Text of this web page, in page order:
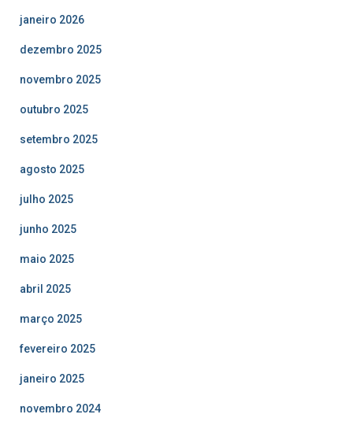
janeiro 2026
dezembro 2025
novembro 2025
outubro 2025
setembro 2025
agosto 2025
julho 2025
junho 2025
maio 2025
abril 2025
março 2025
fevereiro 2025
janeiro 2025
novembro 2024